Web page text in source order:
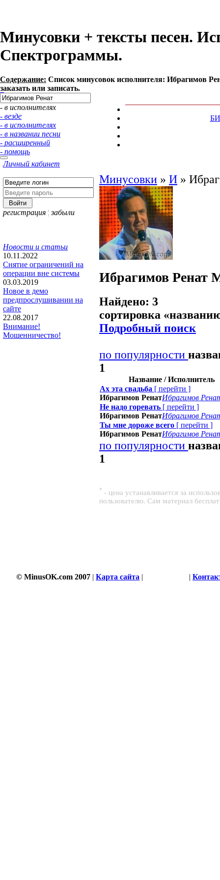
Минусовки + тексты песен.
Спектрограммы.
Содержание: Список минусовок исполнителя: Ибрагимов
заказать или записать.
- в исполнителях
- везде
- в исполнителях
- в названии песни
- расширенный
- помощь
Личный кабинет
регистрация ¦ забыли
Новости и статьи
10.11.2022
Снятие ограничений на
операции вне системы
03.03.2019
Новое в демо
предпрослушивании на
сайте
22.08.2017
Внимание!
Мошенничество!
Минусовки » И »
Ибрагимов Ренат
Найдено: 3
сортировка «
Подробный поиск
по популярности
1
Название / Исполнитель
Ах эта свадьба [ перейти ]
Ибрагимов РенатИбрагимов
Не надо горевать [ перейти ]
Ибрагимов РенатИбрагимов
Ты мне дороже всего [ перейти ]
Ибрагимов РенатИбрагимов
по популярности
1
* - цена устанавливается за
пользователю. Сам материал
© MinusOK.com 2007 | Карта сайта | |